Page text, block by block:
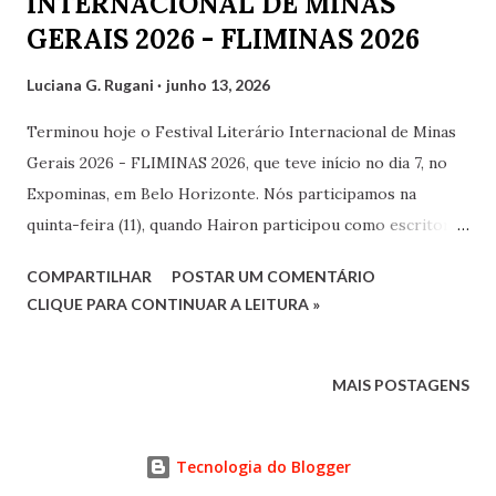
GERAIS 2026 - FLIMINAS 2026
Luciana G. Rugani junho 13, 2026
Terminou hoje o Festival Literário Internacional de Minas
Gerais 2026 - FLIMINAS 2026, que teve início no dia 7, no
Expominas, em Belo Horizonte. Nós participamos na
quinta-feira (11), quando Hairon participou como escritor
acompanhante, mas também levamos alguns exemplares do
meu livro Mar de Palavras . Na oportunidade, conhecemos
Hairon concedeu uma pequena entrevista no Palco Plin
editoras diversas. Hoje, no último dia, tivemos a grande
COMPARTILHAR
POSTAR UM COMENTÁRIO
CLIQUE PARA CONTINUAR A LEITURA »
MAIS POSTAGENS
Tecnologia do Blogger